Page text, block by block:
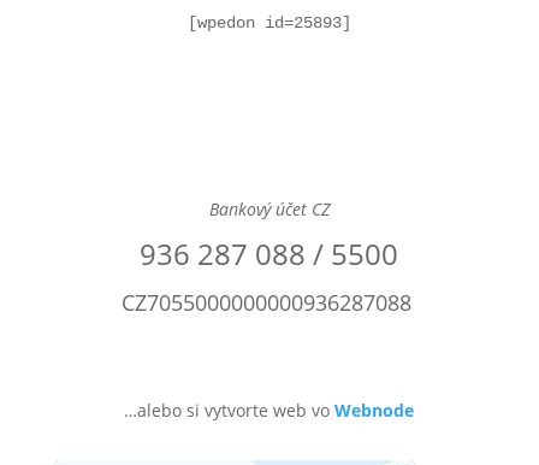
[wpedon id=25893]
Bankový účet CZ
936 287 088 / 5500
CZ7055000000000936287088
…alebo si vytvorte web voWebnode